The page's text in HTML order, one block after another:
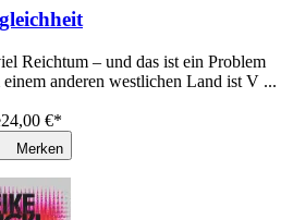
Reichtum – und das ist ein Problem
anderen westlichen Land ist V ...
24,00 €*
Merken